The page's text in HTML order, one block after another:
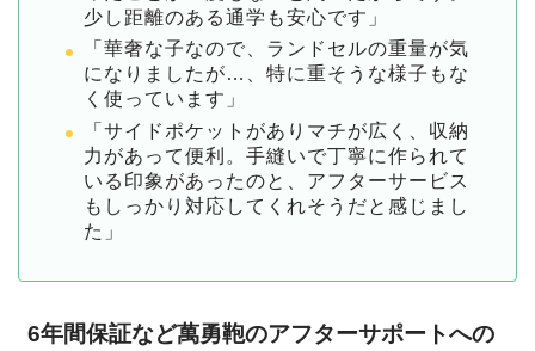
少し距離のある通学も安心です」
「華奢な子なので、ランドセルの重量が気
になりましたが…、特に重そうな様子もな
く使っています」
「サイドポケットがありマチが広く、収納
力があって便利。手縫いで丁寧に作られて
いる印象があったのと、アフターサービス
もしっかり対応してくれそうだと感じまし
た」
6年間保証など萬勇鞄のアフターサポートへの